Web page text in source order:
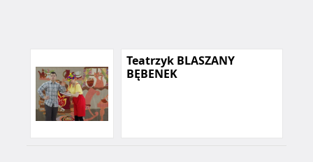
Teatrzyk BLASZANY
BĘBENEK